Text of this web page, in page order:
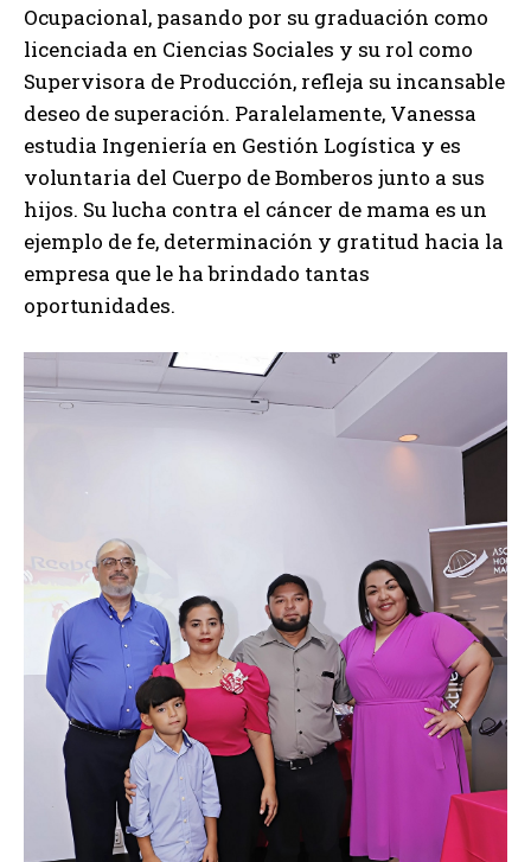
Ocupacional, pasando por su graduación como
licenciada en Ciencias Sociales y su rol como
Supervisora ​​de Producción, refleja su incansable
deseo de superación. Paralelamente, Vanessa
estudia Ingeniería en Gestión Logística y es
voluntaria del Cuerpo de Bomberos junto a sus
hijos. Su lucha contra el cáncer de mama es un
ejemplo de fe, determinación y gratitud hacia la
empresa que le ha brindado tantas
oportunidades.